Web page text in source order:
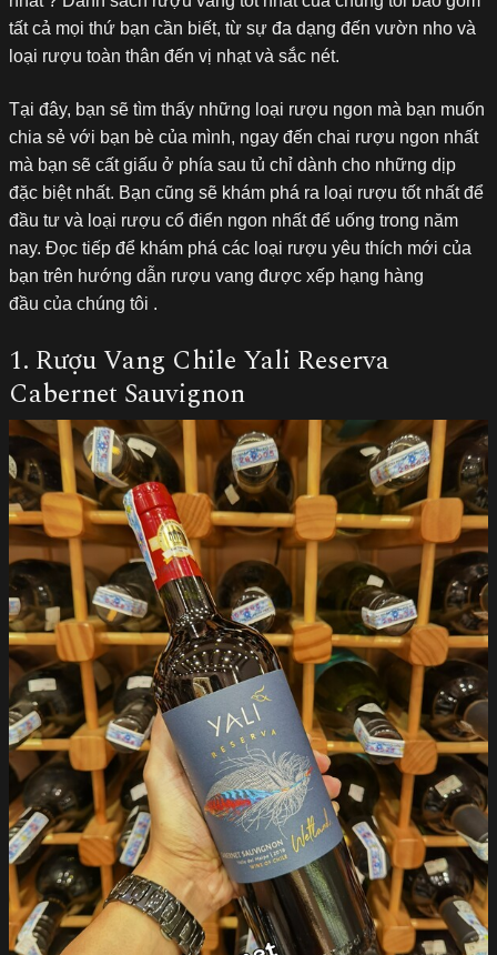
tất cả mọi thứ bạn cần biết, từ sự đa dạng đến vườn nho và
loại rượu toàn thân đến vị nhạt và sắc nét.
Tại đây, bạn sẽ tìm thấy những loại rượu ngon mà bạn muốn
chia sẻ với bạn bè của mình, ngay đến chai rượu ngon nhất
mà bạn sẽ cất giấu ở phía sau tủ chỉ dành cho những dịp
đặc biệt nhất. Bạn cũng sẽ khám phá ra loại rượu tốt nhất để
đầu tư và loại rượu cổ điển ngon nhất để uống trong năm
nay. Đọc tiếp để khám phá các loại rượu yêu thích mới của
bạn trên hướng dẫn rượu vang được xếp hạng hàng
đầu của chúng tôi .
1. Rượu Vang Chile Yali Reserva
Cabernet Sauvignon